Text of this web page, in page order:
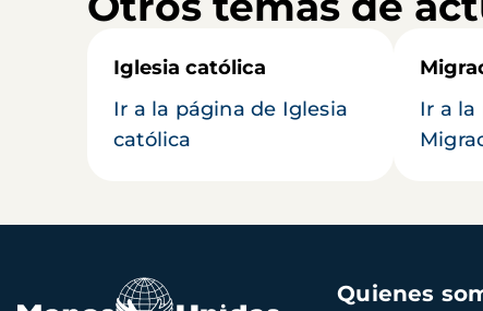
Iglesia católica
Ir a la página de Iglesia
católica
Ir a la
Navegación
Quienes